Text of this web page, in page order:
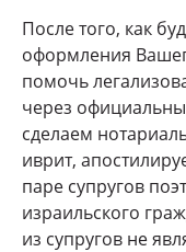
После того, как
оформления
помочь
через
сделаем
иврит,
паре супругов
израильского
из супругов не